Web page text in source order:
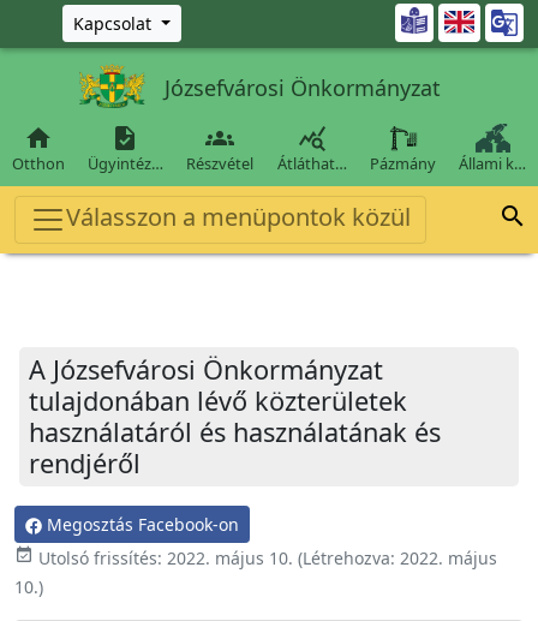
Ugrás a fő tartalomra
Kapcsolat 
Józsefvárosi Önkormányzat

Otthon

Ügyintéz…

Részvétel

Átláthat… Pázmány Állami k…
Válasszon a menüpontok közül 
A Józsefvárosi Önkormányzat
tulajdonában lévő közterületek
használatáról és használatának és
rendjéről
Megosztás Facebook-on
event_available Utolsó frissítés: 2022. május 10. (Létrehozva: 2022. május
10.)